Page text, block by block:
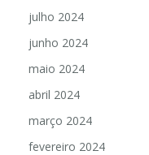
julho 2024
junho 2024
maio 2024
abril 2024
março 2024
fevereiro 2024